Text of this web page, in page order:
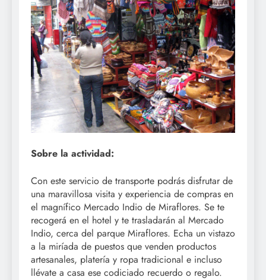
Sobre la actividad:
Con este servicio de transporte podrás disfrutar de
una maravillosa visita y experiencia de compras en
el magnífico Mercado Indio de Miraflores. Se te
recogerá en el hotel y te trasladarán al Mercado
Indio, cerca del parque Miraflores. Echa un vistazo
a la miríada de puestos que venden productos
artesanales, platería y ropa tradicional e incluso
llévate a casa ese codiciado recuerdo o regalo.